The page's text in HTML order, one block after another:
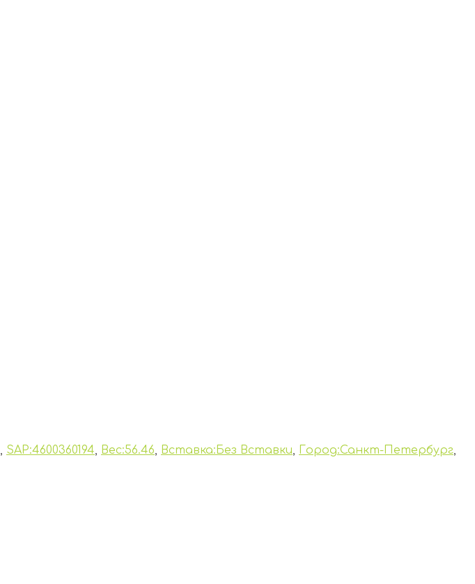
, SAP:4600360194, Вес:56.46, Вставка:Без Вставки, Город:Санкт-Петербург,